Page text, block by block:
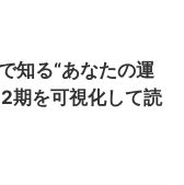
知る“あなたの運
期を可視化して読